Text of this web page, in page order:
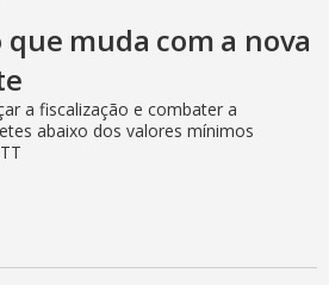
que muda com a nova
a fiscalização e combater a
abaixo dos valores mínimos